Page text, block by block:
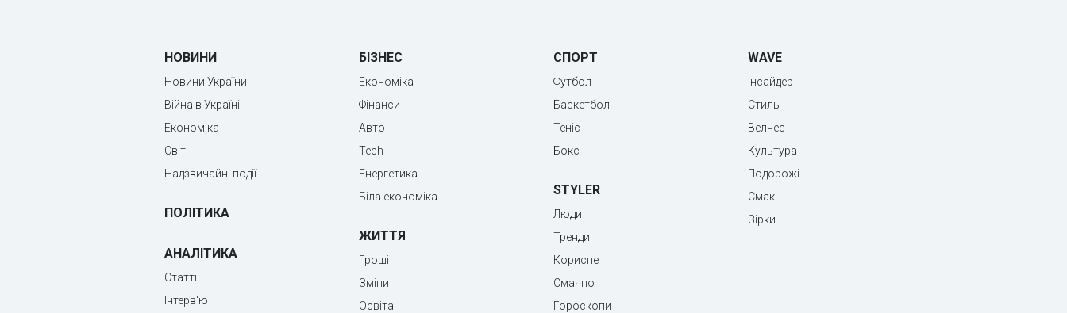
НОВИНИ
Новини України
Війна в Україні
Економіка
Світ
Надзвичайні події
ПОЛІТИКА
АНАЛІТИКА
Статті
Інтерв'ю
БІЗНЕС
Економіка
Фінанси
Авто
Tech
Енергетика
Біла економіка
ЖИТТЯ
Гроші
Зміни
Освіта
СПОРТ
Футбол
Баскетбол
Теніс
Бокс
STYLER
Люди
Тренди
Корисне
Смачно
Гороскопи
WAVE
Інсайдер
Стиль
Велнес
Культура
Подорожі
Смак
Зірки